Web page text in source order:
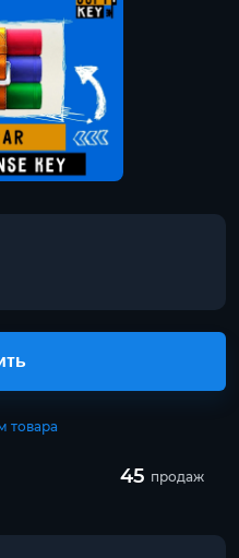
45 продаж
товара